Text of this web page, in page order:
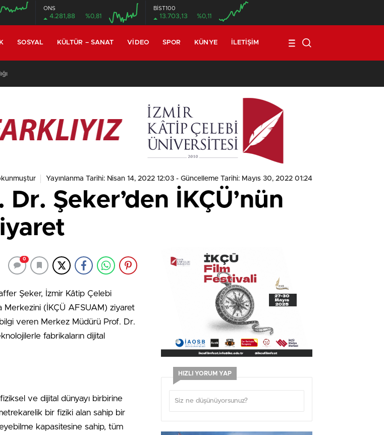
ONS
4.281,88 %0,81
BİST100
13.703,13 %0,11
SOSYAL KÜLTÜR – SANAT VIDEO SPOR KÜNYE İLETIŞIM
Yayınlanma Tarihi: Nisan 14, 2022 12:03 - Güncelleme Tarihi: Mayıs 30, 2022 01:24
Şeker’den İKÇÜ’nün
0
Şeker, İzmir Kâtip Çelebi
Merkezini (İKÇÜ AFSUAM) ziyaret
veren Merkez Müdürü Prof. Dr.
fabrikaların dijital
ve dijital dünyayı birbirine
bir fiziki alan sahip bir
kapasitesine sahip, tüm
HIZLI YORUM YAP